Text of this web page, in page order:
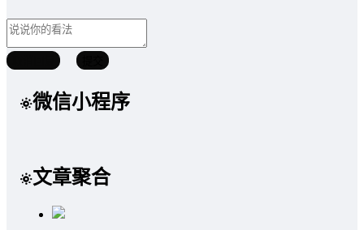
微信小程序
文章聚合